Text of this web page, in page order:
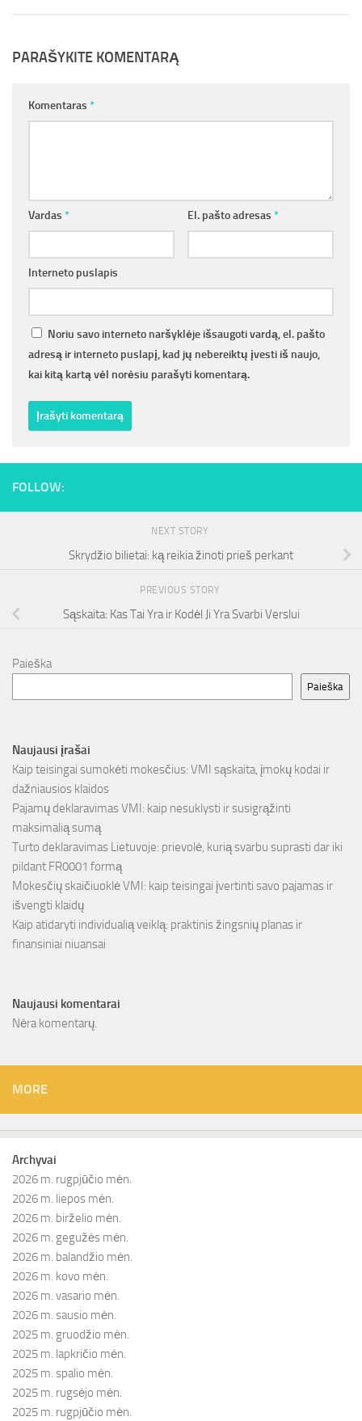
PARAŠYKITE KOMENTARĄ
Komentaras *
Vardas * El. pašto adresas *
Interneto puslapis
Noriu savo interneto naršyklėje išsaugoti vardą, el. pašto
adresą ir interneto puslapį, kad jų nebereiktų įvesti iš naujo,
kai kitą kartą vėl norėsiu parašyti komentarą.
FOLLOW:
NEXT STORY
Skrydžio bilietai: ką reikia žinoti prieš perkant
PREVIOUS STORY
Sąskaita: Kas Tai Yra ir Kodėl Ji Yra Svarbi Verslui
Paieška
Paieška
Naujausi įrašai
Kaip teisingai sumokėti mokesčius: VMI sąskaita, įmokų kodai ir
dažniausios klaidos
Pajamų deklaravimas VMI: kaip nesuklysti ir susigrąžinti
maksimalią sumą
Turto deklaravimas Lietuvoje: prievolė, kurią svarbu suprasti dar iki
pildant FR0001 formą
Mokesčių skaičiuoklė VMI: kaip teisingai įvertinti savo pajamas ir
išvengti klaidų
Kaip atidaryti individualią veiklą: praktinis žingsnių planas ir
finansiniai niuansai
Naujausi komentarai
Nėra komentarų.
MORE
Archyvai
2026 m. rugpjūčio mėn.
2026 m. liepos mėn.
2026 m. birželio mėn.
2026 m. gegužės mėn.
2026 m. balandžio mėn.
2026 m. kovo mėn.
2026 m. vasario mėn.
2026 m. sausio mėn.
2025 m. gruodžio mėn.
2025 m. lapkričio mėn.
2025 m. spalio mėn.
2025 m. rugsėjo mėn.
2025 m. rugpjūčio mėn.